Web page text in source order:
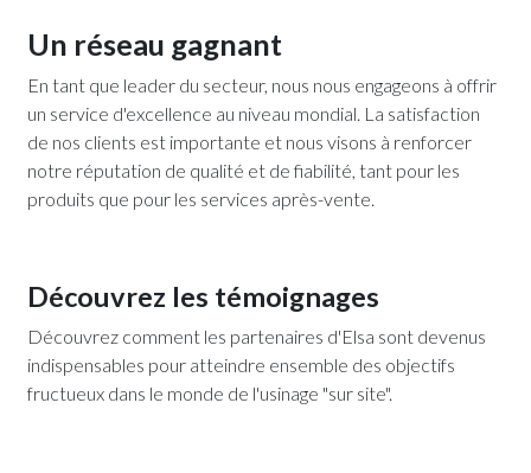
Un réseau gagnant
En tant que leader du secteur, nous nous engageons à offrir
un service d'excellence au niveau mondial. La satisfaction
de nos clients est importante et nous visons à renforcer
notre réputation de qualité et de fiabilité, tant pour les
produits que pour les services après-vente.
Découvrez les témoignages
Découvrez comment les partenaires d'Elsa sont devenus
indispensables pour atteindre ensemble des objectifs
fructueux dans le monde de l'usinage "sur site".